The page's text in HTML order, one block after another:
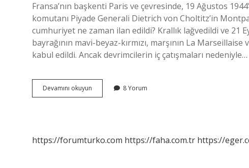
Fransa’nın başkenti Paris ve çevresinde, 19 Ağustos
komutanı Piyade Generali Dietrich von Choltitz’in
cumhuriyet ne zaman ilan edildi? Krallık lağvedildi ve 21
bayrağının mavi-beyaz-kırmızı, marşının La
kabul edildi. Ancak devrimcilerin iç çatışmaları nedeniyle…
Devamını okuyun
Ne
8 Yorum
https://forumturko.com https://faha.com.tr https://